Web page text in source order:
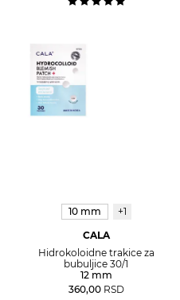
10 mm
+1
CALA
Hidrokoloidne trakice za
bubuljice 30/1
12 mm
360,00 RSD